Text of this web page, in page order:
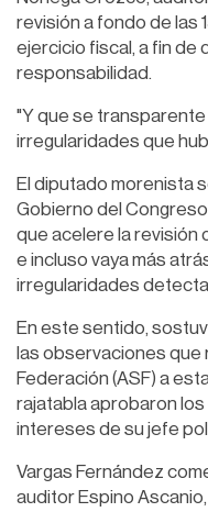
revisión a fondo de las
ejercicio fiscal, a fin de
responsabilidad.
"Y que se
irregularidades que
El diputado morenista
Gobierno del
que acelere la revisión
e incluso vaya más
irregularidades
En este sentido,
las observaciones que
Federación (ASF) a
rajatabla aprobaron
intereses de su jefe
Vargas Fernández
auditor Espino